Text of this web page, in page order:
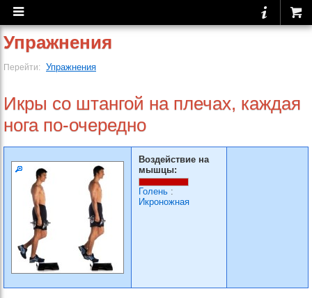
Упражнения
Перейти: Упражнения
Икры со штангой на плечах, каждая
нога по-очередно
Воздействие на
мышцы:
Голень :
Икроножная